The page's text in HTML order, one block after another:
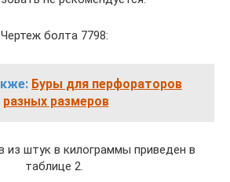
Чертеж болта 7798:
Буры для перфораторов
разных размеров
из штук в килограммы приведен в
таблице 2.